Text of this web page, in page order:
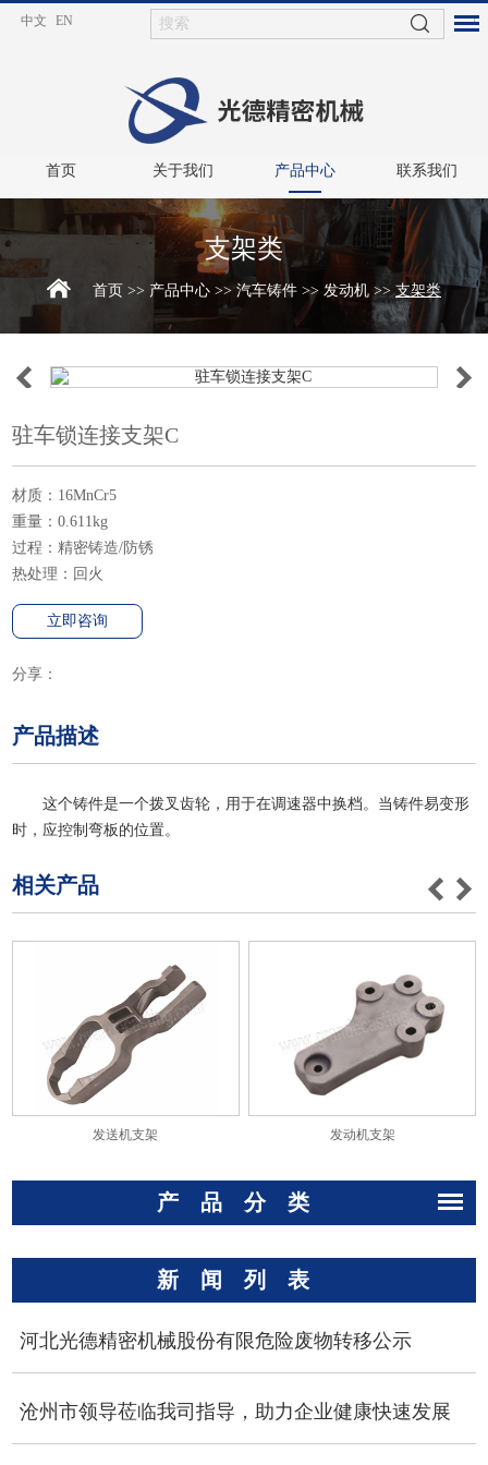
EN /
中文
首页 关于我们 产品中心 联系我们
支架类
首页 >> 产品中心 >> 汽车铸件 >> 发动机 >>支架类
驻车锁连接支架C
材质：16MnCr5
重量：0.611kg
过程：精密铸造/防锈
热处理：回火
立即咨询
分享：
产品描述
这个铸件是一个拨叉齿轮，用于在调速器中换档。当铸件易变形
时，应控制弯板的位置。
相关产品
发送机支架 发动机支架
产品分类
新闻列表
河北光德精密机械股份有限危险废物转移公示
沧州市领导莅临我司指导，助力企业健康快速发展